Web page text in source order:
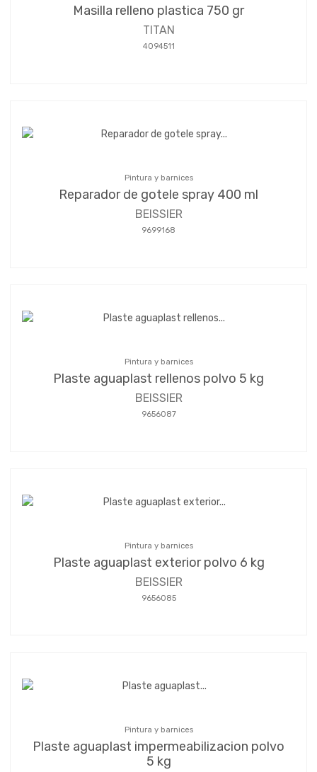
Masilla relleno plastica 750 gr
TITAN
4094511
Pintura y barnices
Reparador de gotele spray 400 ml
BEISSIER
9699168
Pintura y barnices
Plaste aguaplast rellenos polvo 5 kg
BEISSIER
9656087
Pintura y barnices
Plaste aguaplast exterior polvo 6 kg
BEISSIER
9656085
Pintura y barnices
Plaste aguaplast impermeabilizacion polvo
5 kg